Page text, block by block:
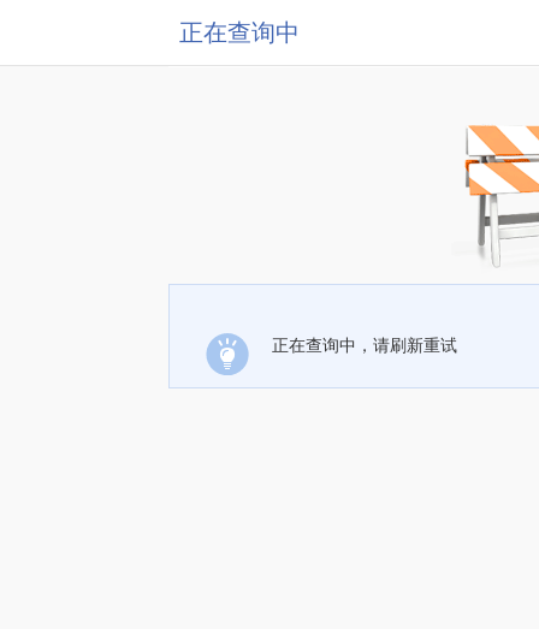
正在查询中
正在查询中，请刷新重试